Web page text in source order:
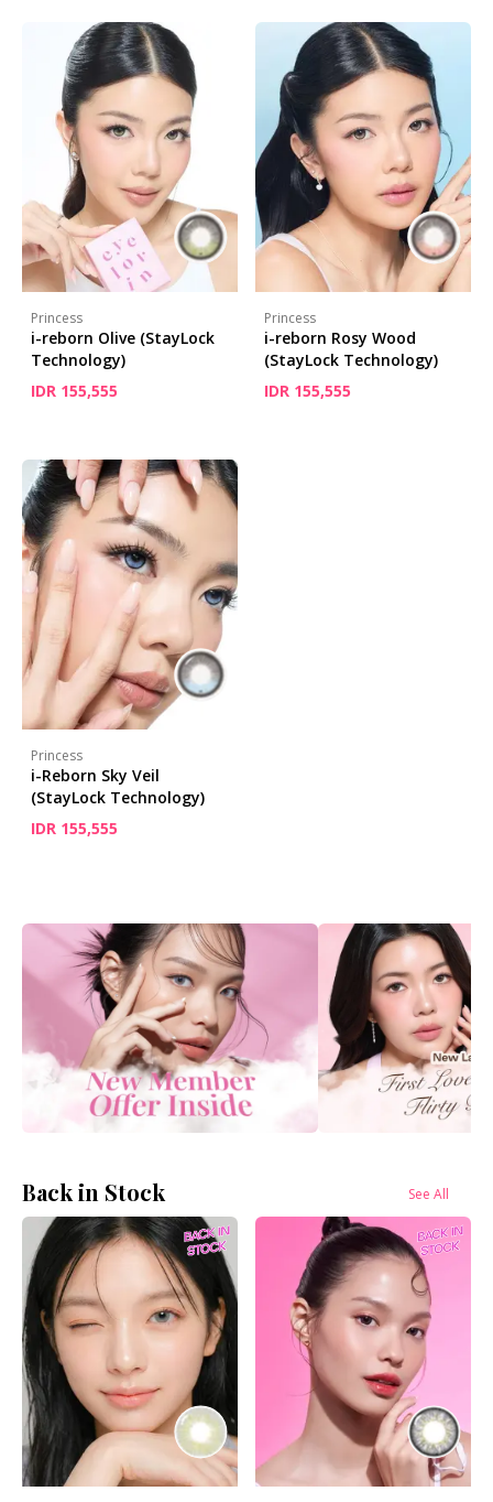
Princess
i-reborn Olive (StayLock
Technology)
IDR 155,555
Princess
i-reborn Rosy Wood
(StayLock Technology)
IDR 155,555
Princess
i-Reborn Sky Veil
(StayLock Technology)
IDR 155,555
Back in Stock See All